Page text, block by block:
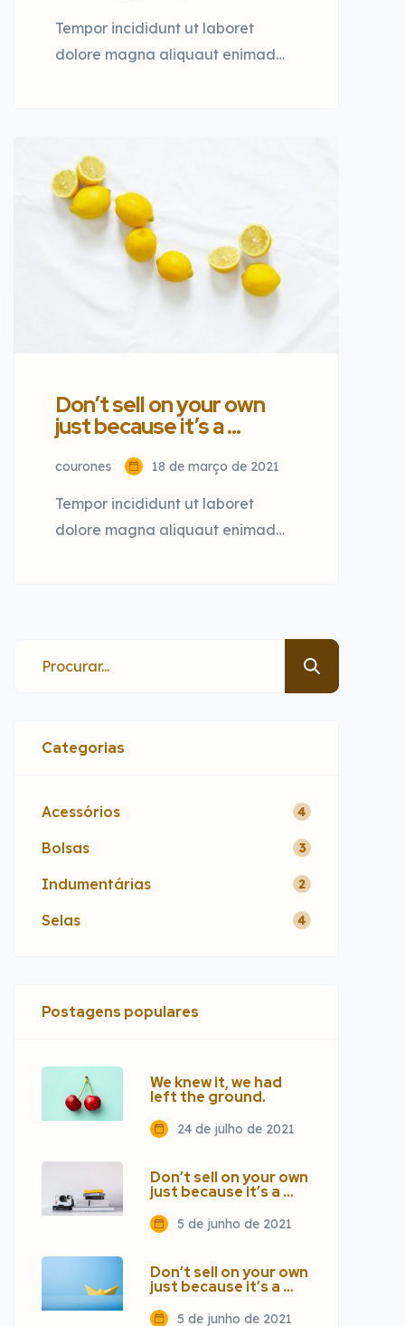
Tempor incididunt ut laboret
dolore magna aliquaut enimad
eiusmod tempor incididunt labore
dolore magna aliqua quis nostrud.
Don’t sell on your own
just because it’s a …
courones 18 de março de 2021
Tempor incididunt ut laboret
dolore magna aliquaut enimad
eiusmod tempor incididunt labore
dolore magna aliqua quis nostrud.
Categorias
Acessórios 4
Bolsas 3
Indumentárias 2
Selas 4
Postagens populares
We knew it, we had
left the ground.
24 de julho de 2021
Don’t sell on your own
just because it’s a …
5 de junho de 2021
Don’t sell on your own
just because it’s a …
5 de junho de 2021